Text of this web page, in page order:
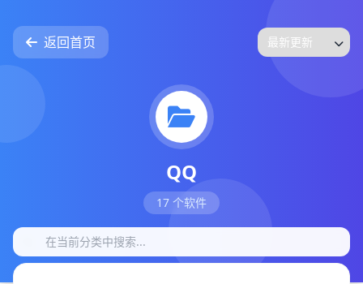
返回首页
QQ
17 个软件